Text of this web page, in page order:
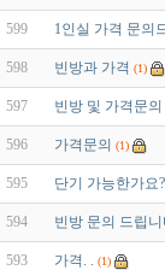
599 1인실 가격 문의
598 빈방과 가격 (1)
597 빈방 및 가격문의
596 가격문의 (1)
595 단기 가능한가요?
594 빈방 문의 드립
593 가격. . (1)